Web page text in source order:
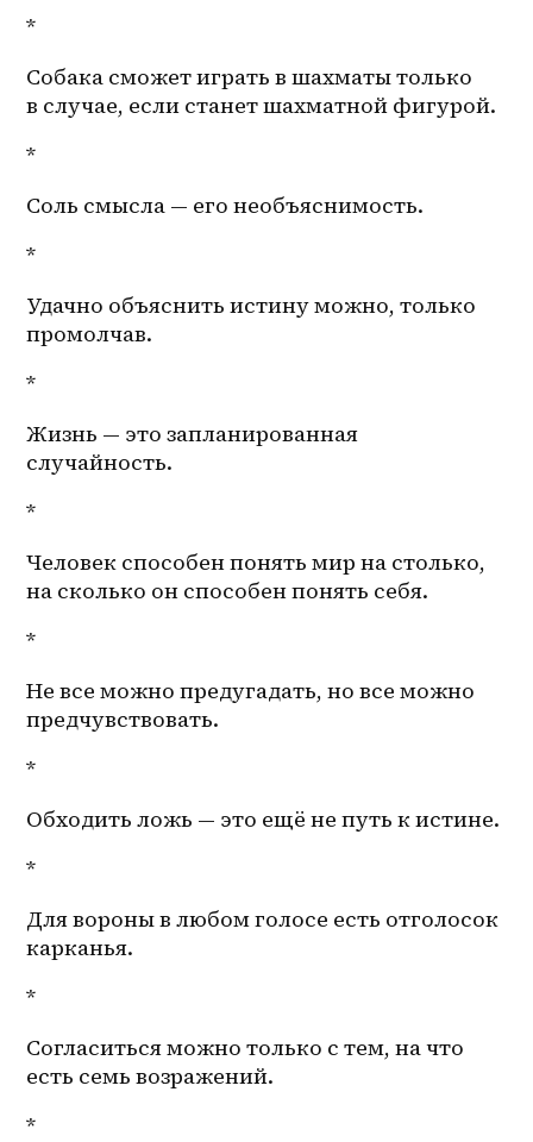
*
Собака сможет играть в шахматы только
в случае, если станет шахматной фигурой.
*
Соль смысла — его необъяснимость.
*
Удачно объяснить истину можно, только
промолчав.
*
Жизнь — это запланированная
случайность.
*
Человек способен понять мир на столько,
на сколько он способен понять себя.
*
Не все можно предугадать, но все можно
предчувствовать.
*
Обходить ложь — это ещё не путь к истине.
*
Для вороны в любом голосе есть отголосок
карканья.
*
Согласиться можно только с тем, на что
есть семь возражений.
*